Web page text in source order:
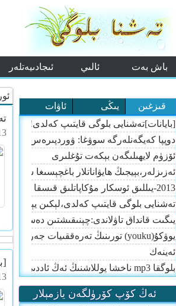
باش بەت ئالىي ئىجادىيەتلەر
2013-
2013-
قىزغىن يىڭى
ئاۋات
[بايانات]تەشنايى بلوگى قايتىپ كەلدى!
دوپپا كەيگەنلەرگە سوۋغا: ۋوردپىرەس
ئۆزۈم لايھىلىگەن بېكەت تۇغلىرى
ئەزىزلەر،بېيجىڭ ھايۋاناتلار باغچېسىغا سەيلىگە
2013-يىللىق ئوسكار مۇكاپاتلىق قىسقا كارتون: قەغەز ئا
تەشنايى بلوگى قايتىپ كەلدى،لېكىن يېڭىلانمايدۇ
يىگىت قانداق تاۋلاندى:چېنىقىشتىن دەسلەپكى
يوۋكۇ(youku) تورىنىڭ تەرەققىيات جەريانى
ئەينەك
بلوگقا mp3 ناخشا يوللاشنىڭ ئەڭ ئاددىي ئۇسۇلى
ئەڭ كۆپ كۆرۈلگەن يازمېلار